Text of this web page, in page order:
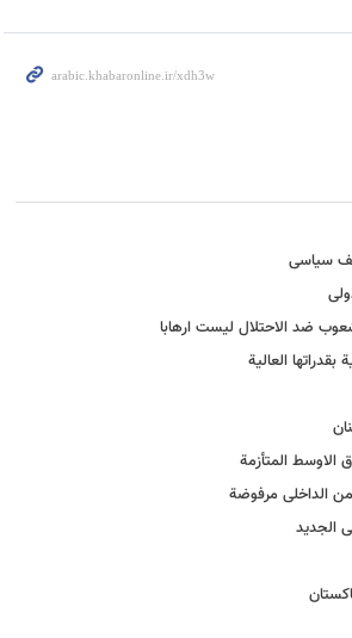
سیاسی
ضد الاحتلال لیست ارهابا
العالیة
الاوسط المتأزمة
الداخلی مرفوضة
الجدید